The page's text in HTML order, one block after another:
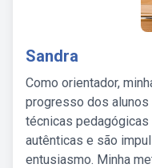
Sandra
Como orientador,
progresso dos alunos
técnicas
autênticas e são
entusiasmo. Minha